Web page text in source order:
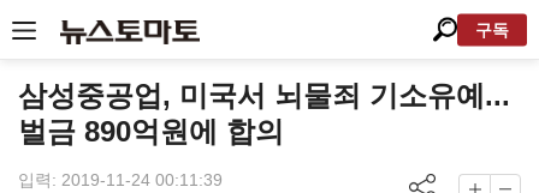
구독
삼성중공업, 미국서 뇌물죄 기소유예...
벌금 890억원에 합의
입력: 2019-11-24 00:11:39